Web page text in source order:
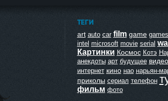
ТЕГИ
art auto car film game games
intel microsoft movie serial
Картинки Космос Котэ
анекдоты арт будущее видео
интернет кино нао нарьян-
приколы сериал телефон
фильм фото